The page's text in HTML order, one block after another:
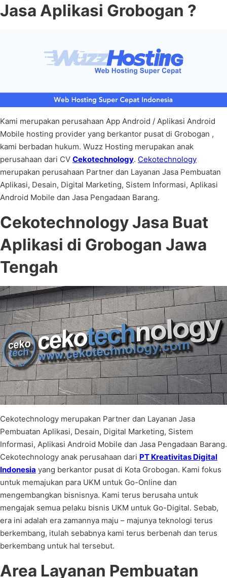
Jasa Aplikasi Grobogan ?
Kami merupakan perusahaan App Android / Aplikasi Android
Mobile hosting provider yang berkantor pusat di Grobogan ,
kami berbadan hukum. Wuzz Hosting merupakan anak
perusahaan dari CV Cekotechnology. Cekotechnology
merupakan perusahaan Partner dan Layanan Jasa Pembuatan
Aplikasi, Desain, Digital Marketing, Sistem Informasi, Aplikasi
Android Mobile dan Jasa Pengadaan Barang.
CekotechnologyJasa Buat
Aplikasi di Grobogan Jawa
Tengah
Cekotechnology merupakan Partner dan Layanan Jasa
Pembuatan Aplikasi, Desain, Digital Marketing, Sistem
Informasi, Aplikasi Android Mobile dan Jasa Pengadaan Barang.
Cekotechnology anak perusahaan dari PT Kreativitas Digital
Indonesia yang berkantor pusat di Kota Grobogan. Kami fokus
untuk memajukan para UKM untuk Go-Online dan
mengembangkan bisnisnya. Kami terus berusaha untuk
mengajak semua pelaku bisnis UKM untuk Go-Digital. Sebab,
era ini adalah era zamannya maju – majunya teknologi terus
berkembang, itulah sebabnya kami terus berbenah dan terus
berkembang untuk hal tersebut.
Area Layanan Pembuatan